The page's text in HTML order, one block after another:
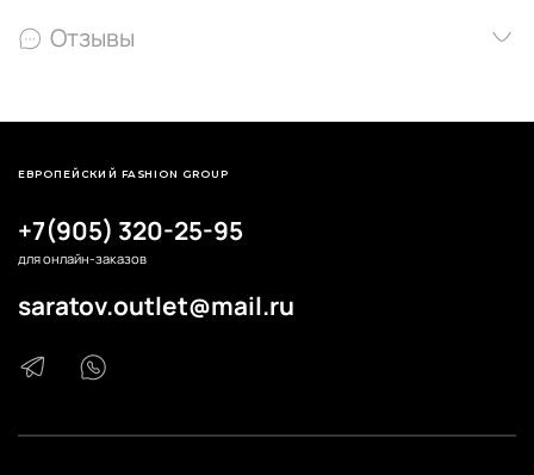
Отзывы
+7(905) 320-25-95
для онлайн-заказов
saratov.outlet@mail.ru
ЕВРОПЕЙСКИЙ FASHION GROUP